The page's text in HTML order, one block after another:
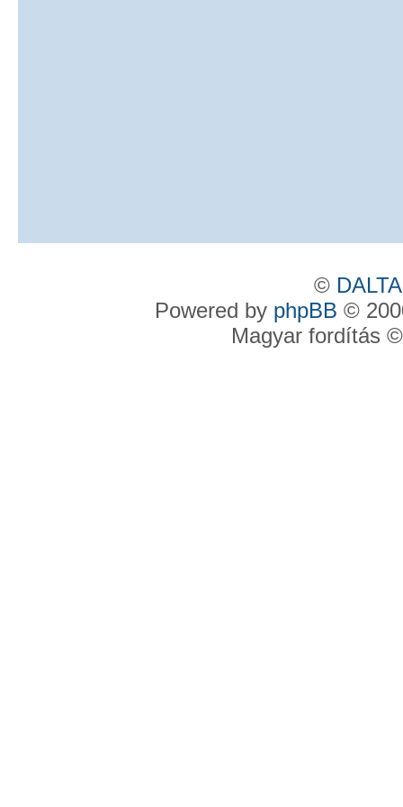
©
Powered by phpBB ©
Magyar fordítás